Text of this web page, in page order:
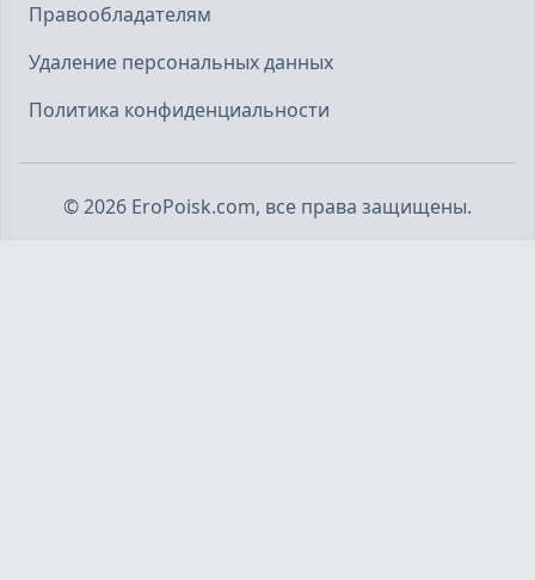
Правообладателям
Удаление персональных данных
Политика конфиденциальности
©2026 EroPoisk.com, все права защищены.